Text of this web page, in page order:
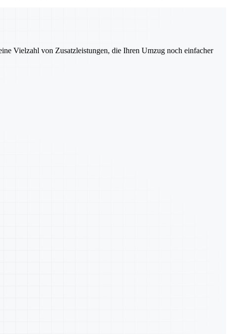
Vielzahl von Zusatzleistungen, die Ihren Umzug noch einfacher